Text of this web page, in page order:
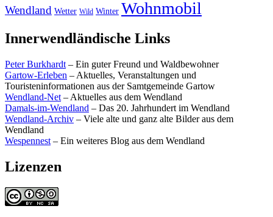
Wendland Wetter Wild Winter Wohnmobil
Innerwendländische Links
Peter Burkhardt – Ein guter Freund und Waldbewohner
Gartow-Erleben – Aktuelles, Veranstaltungen und
Touristeninformationen aus der Samtgemeinde Gartow
Wendland-Net – Aktuelles aus dem Wendland
Damals-im-Wendland – Das 20. Jahrhundert im Wendland
Wendland-Archiv – Viele alte und ganz alte Bilder aus dem
Wendland
Wespennest – Ein weiteres Blog aus dem Wendland
Lizenzen